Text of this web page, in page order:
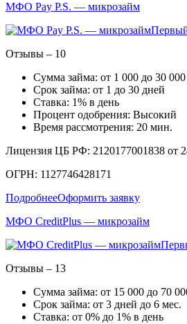
МФО Pay P.S. — микрозайм
Отзывы – 10
Сумма займа: от 1 000 до 30 000
Срок займа: от 1 до 30 дней
Ставка: 1% в день
Процент одобрения: Высокий
Время рассмотрения: 20 мин.
Лицензия ЦБ РФ: 2120177001838 от
ОГРН: 1127746428171
ПодробнееОформить заявку
МФО CreditPlus — микрозайм
Отзывы – 13
Сумма займа: от 15 000 до 70
Срок займа: от 3 дней до 6 мес.
Ставка: от 0% до 1% в день